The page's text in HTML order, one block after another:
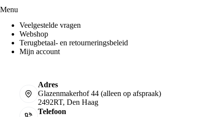
Menu
Veelgestelde vragen
Webshop
Terugbetaal- en retourneringsbeleid
Mijn account
Adres
Glazenmakerhof 44 (alleen op afspraak)
2492RT, Den Haag
Telefoon